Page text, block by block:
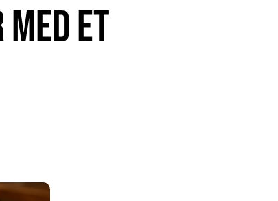
et